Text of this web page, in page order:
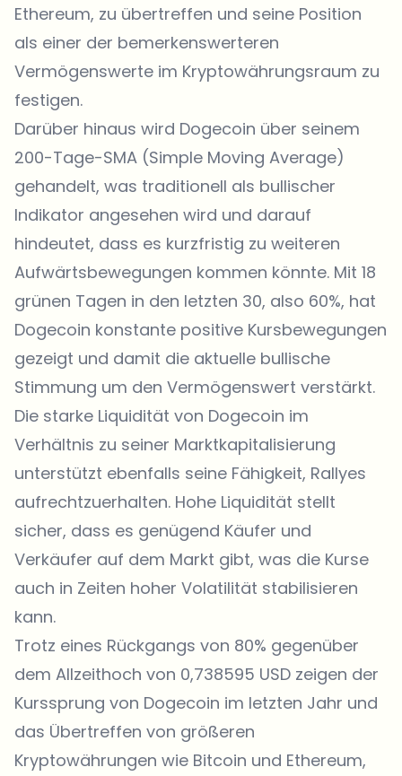
Ethereum, zu übertreffen und seine Position
als einer der bemerkenswerteren
Vermögenswerte im Kryptowährungsraum zu
festigen.
Darüber hinaus wird Dogecoin über seinem
200-Tage-SMA (Simple Moving Average)
gehandelt, was traditionell als bullischer
Indikator angesehen wird und darauf
hindeutet, dass es kurzfristig zu weiteren
Aufwärtsbewegungen kommen könnte. Mit 18
grünen Tagen in den letzten 30, also 60%, hat
Dogecoin konstante positive Kursbewegungen
gezeigt und damit die aktuelle bullische
Stimmung um den Vermögenswert verstärkt.
Die starke Liquidität von Dogecoin im
Verhältnis zu seiner Marktkapitalisierung
unterstützt ebenfalls seine Fähigkeit, Rallyes
aufrechtzuerhalten. Hohe Liquidität stellt
sicher, dass es genügend Käufer und
Verkäufer auf dem Markt gibt, was die Kurse
auch in Zeiten hoher Volatilität stabilisieren
kann.
Trotz eines Rückgangs von 80% gegenüber
dem Allzeithoch von 0,738595 USD zeigen der
Kurssprung von Dogecoin im letzten Jahr und
das Übertreffen von größeren
Kryptowährungen wie Bitcoin und Ethereum,